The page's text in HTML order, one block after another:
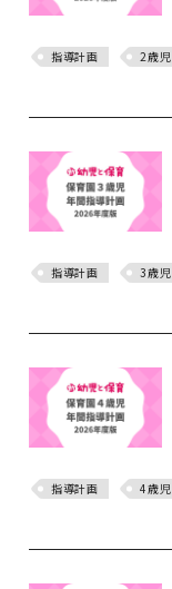
指導計画 2歳児
指導計画 3歳児
指導計画 4歳児